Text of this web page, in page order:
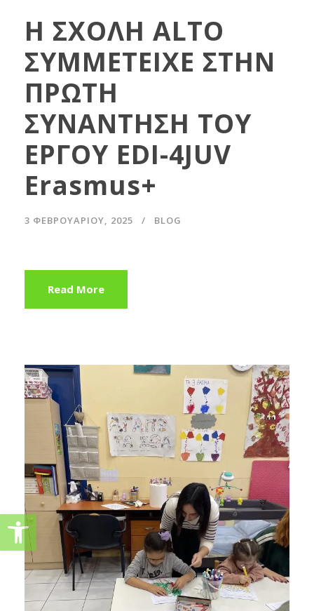
Η ΣΧΟΛΗ ALTO
ΣΥΜΜΕΤΕΙΧΕ ΣΤΗΝ
ΠΡΩΤΗ
ΣΥΝΑΝΤΗΣΗ ΤΟΥ
ΕΡΓΟΥ EDI-4JUV
Erasmus+
3 ΦΕΒΡΟΥΑΡΊΟΥ, 2025 BLOG
Read More
Ανοίξτε τη γραμμή